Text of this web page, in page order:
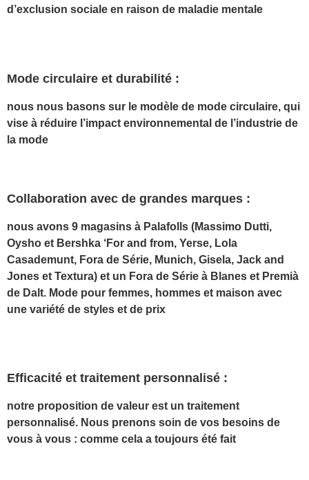
d’exclusion sociale en raison de maladie mentale
Mode circulaire et durabilité :
nous nous basons sur le modèle de mode circulaire, qui
vise à réduire l’impact environnemental de l’industrie de
la mode
Collaboration avec de grandes marques :
nous avons 9 magasins à Palafolls (Massimo Dutti,
Oysho et Bershka ‘For and from, Yerse, Lola
Casademunt, Fora de Série, Munich, Gisela, Jack and
Jones et Textura) et un Fora de Série à Blanes et Premià
de Dalt. Mode pour femmes, hommes et maison avec
une variété de styles et de prix
Efficacité et traitement personnalisé :
notre proposition de valeur est un traitement
personnalisé. Nous prenons soin de vos besoins de
vous à vous : comme cela a toujours été fait